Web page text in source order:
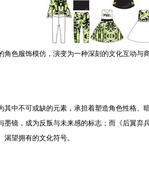
色服饰模仿，演变为一种深刻的文化互动
中不可或缺的元素，承担着塑造角色性格
镜，成为反叛与未来感的标志；而《后翼
望拥有的文化符号。